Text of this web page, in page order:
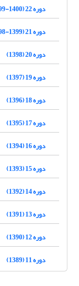
دوره 22 (1400-1399)
دوره 21 (1399-1398)
دوره 20 (1398)
دوره 19 (1397)
دوره 18 (1396)
دوره 17 (1395)
دوره 16 (1394)
دوره 15 (1393)
دوره 14 (1392)
دوره 13 (1391)
دوره 12 (1390)
دوره 11 (1389)